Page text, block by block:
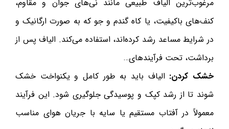
مرغوب‌ترین الیاف طبیعی مانند نی‌های جوان و مقاوم،
کنف‌های باکیفیت، یا کاه گندم و جو که به صورت ارگانیک و
در شرایط مساعد رشد کرده‌اند، استفاده می‌کند. الیاف پس از
برداشت، تحت فرآیندهای…
خشک کردن: الیاف باید به طور کامل و یکنواخت خشک
شوند تا از رشد کپک و پوسیدگی جلوگیری شود. این فرآیند
معمولاً در آفتاب مستقیم یا سایه با جریان هوای مناسب